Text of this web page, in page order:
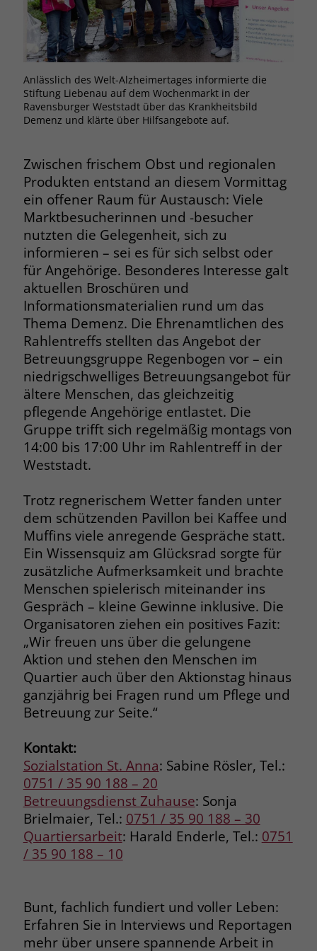
Anlässlich des Welt-Alzheimertages informierte die
Stiftung Liebenau auf dem Wochenmarkt in der
Ravensburger Weststadt über das Krankheitsbild
Demenz und klärte über Hilfsangebote auf.
Zwischen frischem Obst und regionalen
Produkten entstand an diesem Vormittag
ein offener Raum für Austausch: Viele
Marktbesucherinnen und -besucher
nutzten die Gelegenheit, sich zu
informieren – sei es für sich selbst oder
für Angehörige. Besonderes Interesse galt
aktuellen Broschüren und
Informationsmaterialien rund um das
Thema Demenz. Die Ehrenamtlichen des
Rahlentreffs stellten das Angebot der
Betreuungsgruppe Regenbogen vor – ein
niedrigschwelliges Betreuungsangebot für
ältere Menschen, das gleichzeitig
pflegende Angehörige entlastet. Die
Gruppe trifft sich regelmäßig montags von
14:00 bis 17:00 Uhr im Rahlentreff in der
Weststadt.
Trotz regnerischem Wetter fanden unter
dem schützenden Pavillon bei Kaffee und
Muffins viele anregende Gespräche statt.
Ein Wissensquiz am Glücksrad sorgte für
zusätzliche Aufmerksamkeit und brachte
Menschen spielerisch miteinander ins
Gespräch – kleine Gewinne inklusive. Die
Organisatoren ziehen ein positives Fazit:
„Wir freuen uns über die gelungene
Aktion und stehen den Menschen im
Quartier auch über den Aktionstag hinaus
ganzjährig bei Fragen rund um Pflege und
Betreuung zur Seite.“
Kontakt:
Sozialstation St. Anna: Sabine Rösler, Tel.:
0751 / 35 90 188 – 20
Betreuungsdienst Zuhause: Sonja
Brielmaier, Tel.: 0751 / 35 90 188 – 30
Quartiersarbeit: Harald Enderle, Tel.: 0751
/ 35 90 188 – 10
Bunt, fachlich fundiert und voller Leben:
Erfahren Sie in Interviews und Reportagen
mehr über unsere spannende Arbeit in
Name PHPSESSID
Anbieter stiftung-liebenau.de
Laufzeit Session
Behält die Zustände des Benutzers bei
Name cookie_optin
Anbieter www.stiftung-liebenau.de
Laufzeit 1 Monat
Zweck
Behält die Zustimmung des Benutzers
zum Cookie Opt-In
Name __cf_bm
Anbieter .fonts.net
Laufzeit 30 Minuten
Zweck
This cookie, set by Cloudflare, is used to
support Cloudflare Bot Management.
Anbieter jobs.stiftung-liebenau.de
Laufzeit Session
Zweck
Behält die Zustände des Benutzers bei
allen Seitenanfragen bei.
Zweck
Browsers und die Einstellungen
exklusiv für diese Website zu speichern.
Dadurch wird gewährleistet, dass
Aktionen, die bei späteren Besuchen
derselben Website durchgeführt
werden, mit derselben
Benutzerkennung verknüpft werden.
Anbieter www.clarity.ms
Laufzeit 1 Jahr
Zweck
Microsoft Clarity setzt dieses Cookie,
um die Seitenaufrufe eines Benutzers
zu speichern und in einer einzigen
Sitzungsaufzeichnung
zusammenzufassen.
Name _gcl_au
Anbieter Google Ads
Laufzeit 90 Tage
Zweck Enthält eine zufallsgenerierte User-ID.
Anbieter Google Ads
Laufzeit 90 Tage
Zweck
Dieses Cookie wird gesetzt, wenn ein
User über einen Klick auf eine Google
Werbeanzeige auf die Website gelangt.
Es enthält Informationen darüber,
welche Werbeanzeige geklickt wurde,
sodass erzielte Erfolge wie z.B.
Bestellungen oder Kontaktanfragen der
Anzeige zugewiesen werden können.
Anbieter Google Ads
Laufzeit 90 Tage
Dieses Cookie wird gesetzt, wenn ein
User über einen Klick auf eine Google
Werbeanzeige auf die Website gelangt.
sodass erzielte Erfolge wie z.B.
Bestellungen oder Kontaktanfragen der
Anzeige zugewiesen werden können.